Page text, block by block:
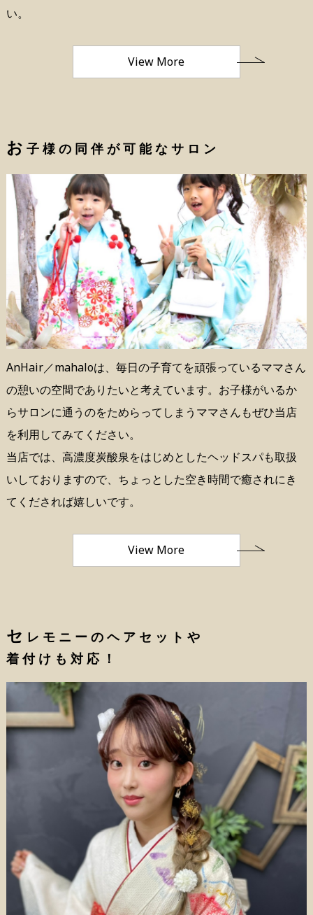
い。
View More
お 子様の同伴が可能なサロン
AnHair／mahaloは、毎日の子育てを頑張っているママさん
の憩いの空間でありたいと考えています。お子様がいるか
らサロンに通うのをためらってしまうママさんもぜひ当店
を利用してみてください。
当店では、高濃度炭酸泉をはじめとしたヘッドスパも取扱
いしておりますので、ちょっとした空き時間で癒されにき
てくだされば嬉しいです。
View More
セ レモニーのヘアセットや
着付けも対応！